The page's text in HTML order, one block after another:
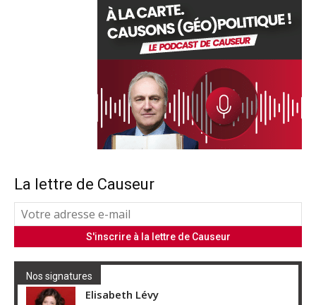
La lettre de Causeur
Nos signatures
Elisabeth Lévy